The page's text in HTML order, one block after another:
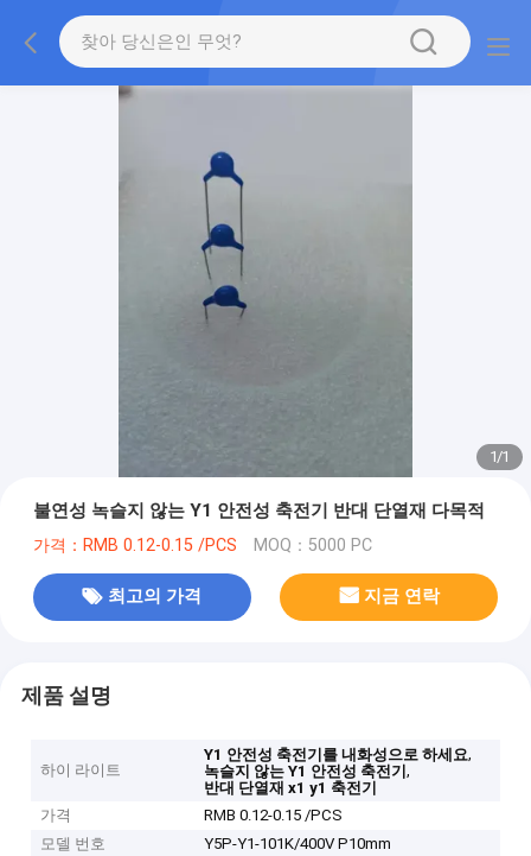
1/1
불연성 녹슬지 않는 Y1 안전성 축전기 반대 단열재 다목적
가격：RMB 0.12-0.15 /PCS MOQ：5000 PC
최고의 가격 지금 연락
제품 설명
하이 라이트
Y1 안전성 축전기를 내화성으로 하세요,
녹슬지 않는 Y1 안전성 축전기,
반대 단열재 x1 y1 축전기
가격
RMB 0.12-0.15 /PCS
모델 번호
Y5P-Y1-101K/400V P10mm